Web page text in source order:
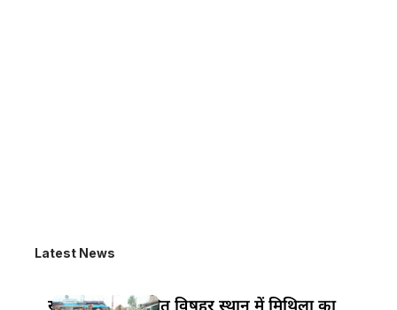
Latest News
खानपुर बाजार स्थित विषहर स्थान में मिथिला का